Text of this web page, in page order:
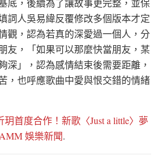
底，後續為了讓故事更完整，並保
詞人吳易緯反覆修改多個版本才定
觀，認為若真的深愛過一個人，分
友，「如果可以那麼快當朋友，某
深」，認為感情結束後需要距離，
，也呼應歌曲中愛與恨交錯的情緒
首度合作！新歌〈Just a little〉夢
娛樂新聞.